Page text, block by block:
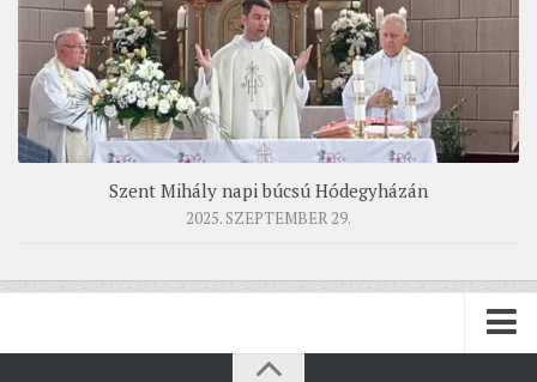
Szent Mihály napi búcsú Hódegyházán
2025. SZEPTEMBER 29.